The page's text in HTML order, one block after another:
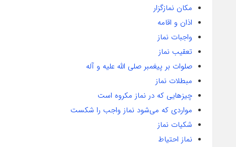
مکان نمازگزار
اذان و اقامه
واجبات نماز
تعقیب نماز
صلوات بر پیغمبر صلی الله علیه و آله
مبطلات نماز
چیزهایی که در نماز مکروه است
مواردی که می‌شود نماز واجب را شکست
شکیات نماز
نماز احتیاط